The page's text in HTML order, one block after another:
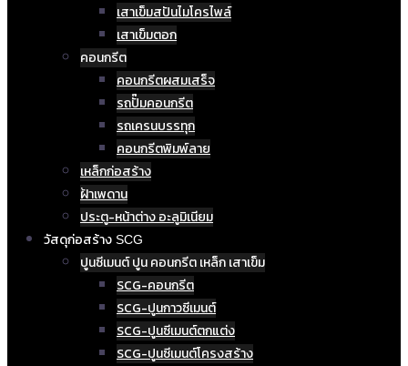
เสาเข็มสปันไมโครไพล์
เสาเข็มตอก
คอนกรีต
คอนกรีตผสมเสร็จ
รถปั๊มคอนกรีต
รถเครนบรรทุก
คอนกรีตพิมพ์ลาย
เหล็กก่อสร้าง
ฝ้าเพดาน
ประตู-หน้าต่าง อะลูมิเนียม
วัสดุก่อสร้าง SCG
ปูนซีเมนต์ ปูน คอนกรีต เหล็ก เสาเข็ม
SCG-คอนกรีต
SCG-ปูนกาวซีเมนต์
SCG-ปูนซีเมนต์ตกแต่ง
SCG-ปูนซีเมนต์โครงสร้าง